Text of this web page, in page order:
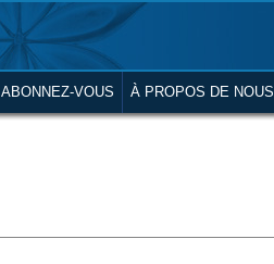
ABONNEZ-VOUS À PROPOS DE NOUS